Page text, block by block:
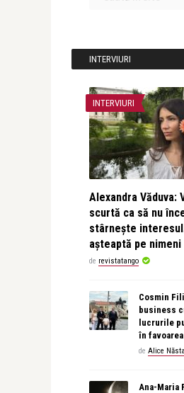
INTERVIURI
INTERVIURI
Alexandra Văduva:
scurtă ca să nu
stârnește
așteaptă pe nimeni
de revistatango
Cosmin
business
lucrurile
în favoarea
de Alice
Ana-Maria